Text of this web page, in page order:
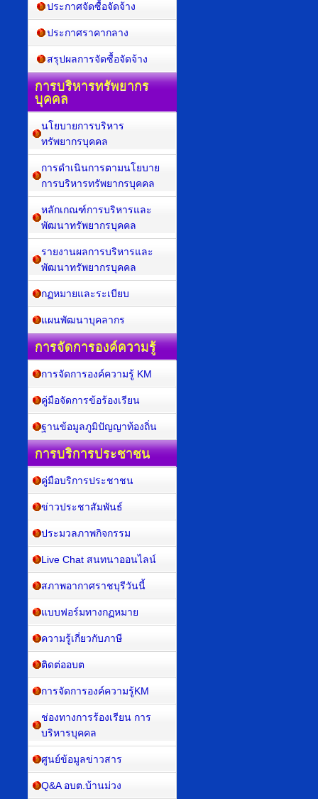
ประกาศจัดซื้อจัดจ้าง
ประกาศราคากลาง
สรุปผลการจัดซื้อจัดจ้าง
การบริหารทรัพยากร
บุคคล
นโยบายการบริหาร
ทรัพยากรบุคคล
การดำเนินการตามนโยบาย
การบริหารทรัพยากรบุคคล
หลักเกณฑ์การบริหารและ
พัฒนาทรัพยากรบุคคล
รายงานผลการบริหารและ
พัฒนาทรัพยากรบุคคล
กฏหมายและระเบียบ
แผนพัฒนาบุคลากร
การจัดการองค์ความรู้
การจัดการองค์ความรู้ KM
คู่มือจัดการข้อร้องเรียน
ฐานข้อมูลภูมิปัญญาท้องถิ่น
การบริการประชาชน
คู่มือบริการประชาชน
ข่าวประชาสัมพันธ์
ประมวลภาพกิจกรรม
Live Chat สนทนาออนไลน์
สภาพอากาศราชบุรีวันนี้
แบบฟอร์มทางกฏหมาย
ความรู้เกี่ยวกับภาษี
ติดต่ออบต
การจัดการองค์ความรู้KM
ช่องทางการร้องเรียน การ
บริหารบุคคล
ศูนย์ข้อมูลข่าวสาร
Q&A อบต.บ้านม่วง